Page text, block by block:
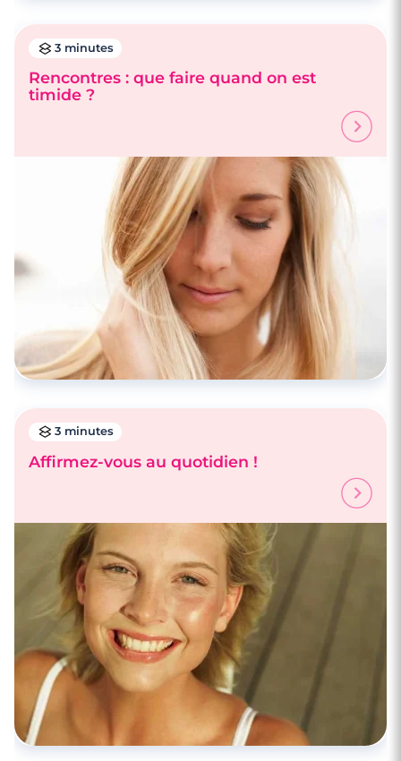
3 minutes
Rencontres : que faire quand on est
timide ?
3 minutes
Affirmez-vous au quotidien !